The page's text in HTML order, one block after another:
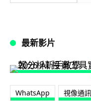
最新影片
WhatsApp 視像通訊